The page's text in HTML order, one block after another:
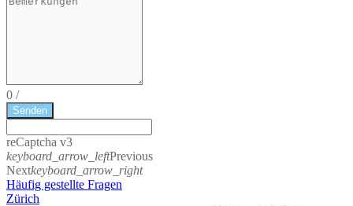
0 /
Senden
reCaptcha v3
keyboard_arrow_leftPrevious
Nextkeyboard_arrow_right
Häufig gestellte Fragen
Zürich